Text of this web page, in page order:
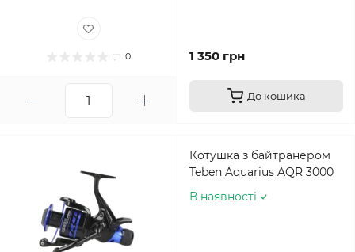
0 1 350 грн
До кошика
Котушка з байтранером
Teben Aquarius AQR 3000
В наявності